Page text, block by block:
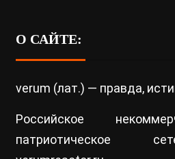
О САЙТЕ:
verum (лат.) — правда,
Российское
патриотическое